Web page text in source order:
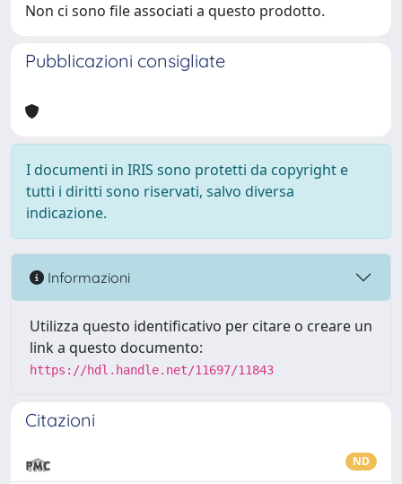
Non ci sono file associati a questo prodotto.
Pubblicazioni consigliate
I documenti in IRIS sono protetti da copyright e
tutti i diritti sono riservati, salvo diversa
indicazione.
Informazioni
Utilizza questo identificativo per citare o creare un
link a questo documento:
https://hdl.handle.net/11697/11843
Citazioni
ND